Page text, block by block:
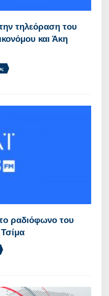
τηλεόραση του
και Άκη
ραδιόφωνο του